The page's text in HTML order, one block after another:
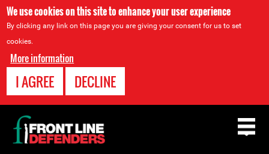
We use cookies on this site to enhance your user experience
By clicking any link on this page you are giving your consent for us to set
cookies.
More information
I AGREE DECLINE
Back
to
top